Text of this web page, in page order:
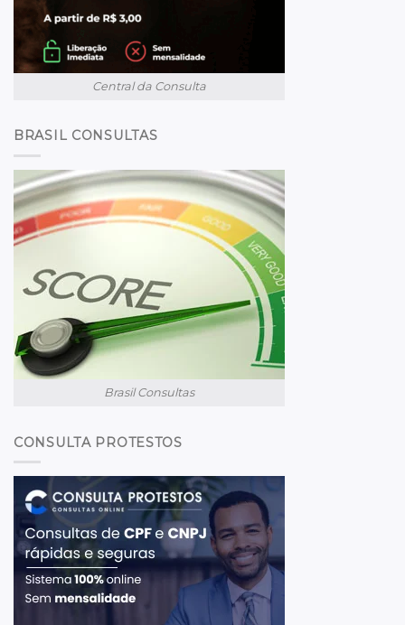
Central da Consulta
BRASIL CONSULTAS
Brasil Consultas
CONSULTA PROTESTOS